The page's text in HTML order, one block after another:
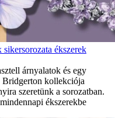
ékszerek
árnyalatok és egy
Bridgerton kollekciója
szeretünk a sorozatban.
ékszerekbe